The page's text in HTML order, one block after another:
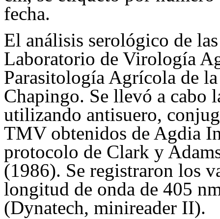
fecha.
El análisis serológico de
Laboratorio de Virología
Parasitología Agrícola de
Chapingo. Se llevó a cabo
utilizando antisuero,
TMV obtenidos de Agdia
protocolo de Clark y
(1986). Se registraron los
longitud de onda de 405
(Dynatech, minireader II).